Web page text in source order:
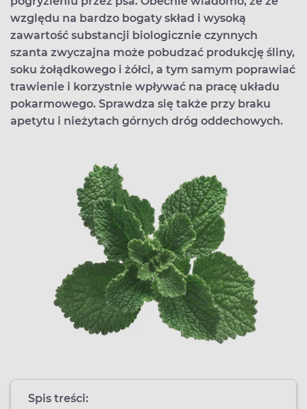
względu na bardzo bogaty skład i wysoką
zawartość substancji biologicznie czynnych
szanta zwyczajna może pobudzać produkcję śliny,
soku żołądkowego i żółci, a tym samym poprawiać
trawienie i korzystnie wpływać na pracę układu
pokarmowego. Sprawdza się także przy braku
apetytu i nieżytach górnych dróg oddechowych.
Spis treści: